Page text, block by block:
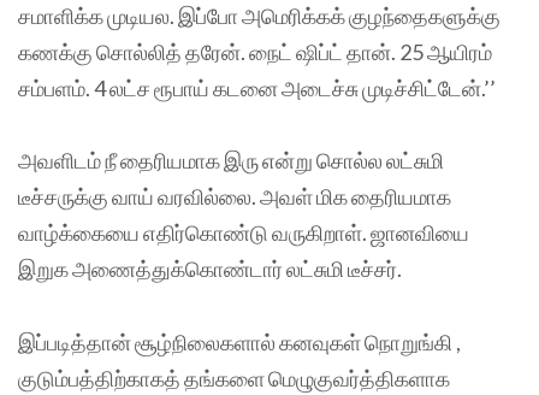
சமாளிக்க முடியல. இப்போ அமெரிக்கக் குழந்தைகளுக்கு
கணக்கு சொல்லித் தரேன். நைட் ஷிப்ட் தான். 25 ஆயிரம்
சம்பளம். 4 லட்ச ரூபாய் கடனை அடைச்சு முடிச்சிட்டேன்.’’
அவளிடம் நீ தைரியமாக இரு என்று சொல்ல லட்சுமி
டீச்சருக்கு வாய் வரவில்லை. அவள் மிக தைரியமாக
வாழ்க்கையை எதிர்கொண்டு வருகிறாள். ஜானவியை
இறுக அணைத்துக்கொண்டார் லட்சுமி டீச்சர்.
இப்படித்தான் சூழ்நிலைகளால் கனவுகள் நொறுங்கி ,
குடும்பத்திற்காகத் தங்களை மெழுகுவர்த்திகளாக